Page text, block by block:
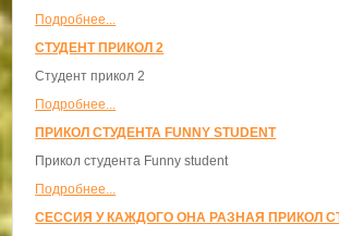
Подробнее...
СТУДЕНТ ПРИКОЛ 2
Студент прикол 2
Подробнее...
ПРИКОЛ СТУДЕНТА FUNNY STUDENT
Прикол студента Funny student
Подробнее...
СЕССИЯ У КАЖДОГО ОНА РАЗНАЯ ПРИКОЛ